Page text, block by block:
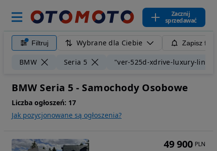
Zacznij
sprzedawać
Filtruj Wybrane dla Ciebie Zapisz
BMW Seria 5 "ver-525d-xdrive-luxury-line"
BMW Seria 5 - Samochody Osobowe
Liczba ogłoszeń: 17
Jak pozycjonowane są ogłoszenia?
49 900 PLN